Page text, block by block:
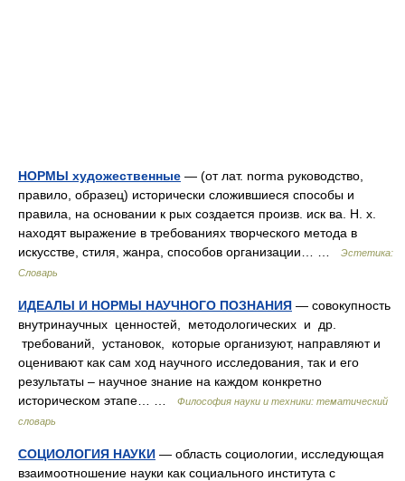
НОРМЫ художественные — (от лат. norma руководство,
правило, образец) исторически сложившиеся способы и
правила, на основании к рых создается произв. иск ва. Н. х.
находят выражение в требованиях творческого метода в
искусстве, стиля, жанра, способов организации… …
Эстетика:
Словарь
ИДЕАЛЫ И НОРМЫ НАУЧНОГО ПОЗНАНИЯ — совокупность
внутринаучных ценностей, методологических и др.
требований, установок, которые организуют, направляют и
оценивают как сам ход научного исследования, так и его
результаты – научное знание на каждом конкретно
историческом этапе… …
Философия науки и техники: тематический
словарь
СОЦИОЛОГИЯ НАУКИ — область социологии, исследующая
взаимоотношение науки как социального института с